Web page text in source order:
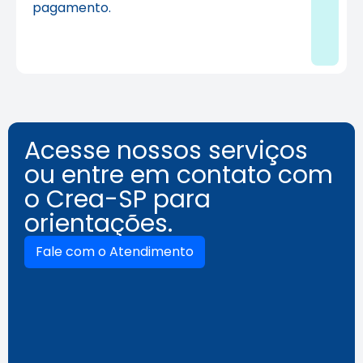
pagamento.
Acesse nossos serviços
ou entre em contato com
o Crea-SP para
orientações.
Fale com o Atendimento